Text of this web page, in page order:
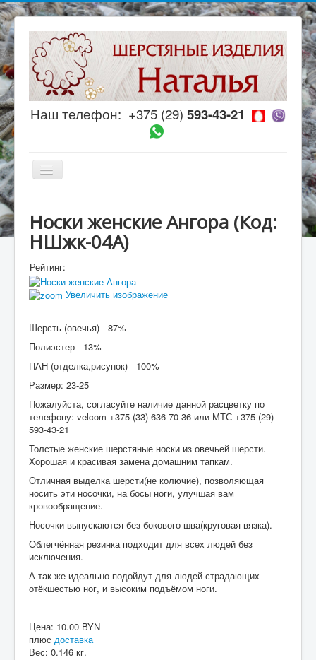
Наш телефон: +375 (29) 593-43-21
Включить/
выключить
МАГАЗИН
Каталог
Полезное
Рецепты настоек
Рецепты браг
Ваша КОРЗИНА
Контакты
О магазине
Носки женские Ангора (Код:
НШжк-04А)
Рейтинг:
Увеличить изображение
Шерсть (овечья) - 87%
Полиэстер - 13%
ПАН (отделка,рисунок) - 100%
Размер: 23-25
Пожалуйста, согласуйте наличие данной расцветку по
телефону: velcom +375 (33) 636-70-36 или МТС +375 (29)
593-43-21
Толстые женские шерстяные носки из овечьей шерсти.
Хорошая и красивая замена домашним тапкам.
Отличная выделка шерсти(не колючие), позволяющая
носить эти носочки, на босы ноги, улучшая вам
кровообращение.
Носочки выпускаются без бокового шва(круговая вязка).
Облегчённая резинка подходит для всех людей без
исключения.
А так же идеально подойдут для людей страдающих
отёкшестью ног, и высоким подъёмом ноги.
Цена: 10.00 BYN
плюс доставка
Вес: 0.146 кг.